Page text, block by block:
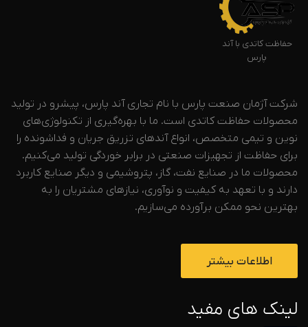
حفاظت کاتدی با آند
پارس
شرکت آژمان صنعت پارس با نام تجاری آند پارس، پیشرو در تولید
محصولات حفاظت کاتدی است. ما با بهره‌گیری از تکنولوژی‌های
نوین و تیمی متخصص، انواع آندهای تزریق جریان و فداشونده را
برای حفاظت از تجهیزات صنعتی در برابر خوردگی تولید می‌کنیم.
محصولات ما در صنایع نفت، گاز، پتروشیمی و دیگر صنایع کاربرد
دارند و با تعهد به کیفیت و نوآوری، نیازهای مشتریان را به
بهترین نحو ممکن برآورده می‌سازیم.
اطلاعات بیشتر
لینک های مفید